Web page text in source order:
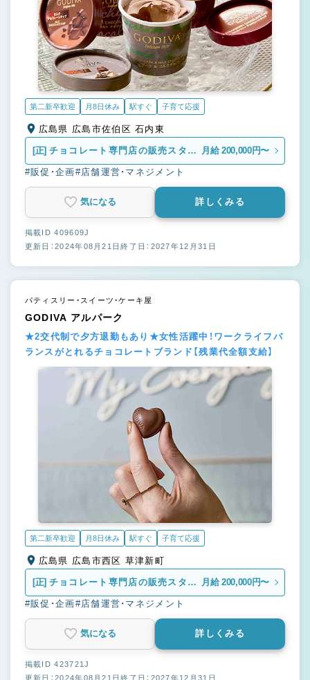
第二新卒歓迎 月8日休み 駅すぐ 子育て応援
広島県 広島市佐伯区 石内東
[正] チョコレート専門店の販売スタッ
フ
月給 200,000円〜
#販促・企画#店舗運営・マネジメント
気になる 詳しくみる
掲載ID 409609J
更新日：2024年08月21日終了日：2027年12月31日
パティスリー・スイーツ・ケーキ屋
GODIVA アルパーク
★2交代制で夕方退勤もあり★女性活躍中！ワークライフバ
ランスがとれるチョコレートブランド【残業代全額支給】
第二新卒歓迎 月8日休み 駅すぐ 子育て応援
広島県 広島市西区 草津新町
[正] チョコレート専門店の販売スタッ
フ
月給 200,000円〜
#販促・企画#店舗運営・マネジメント
気になる 詳しくみる
掲載ID 423721J
更新日：2024年08月21日終了日：2027年12月31日